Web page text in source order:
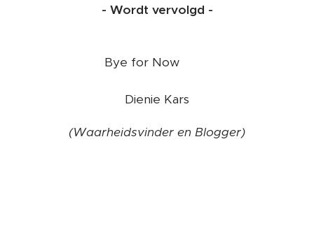
- Wordt vervolgd -
Bye for Now
Dienie Kars
(Waarheidsvinder en Blogger)